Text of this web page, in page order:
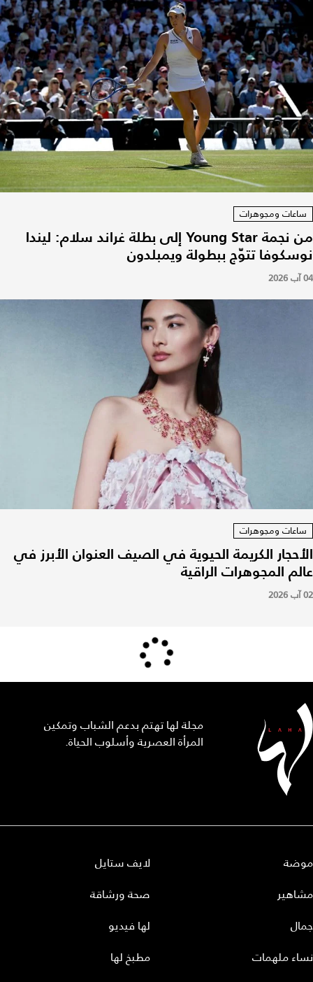
ساعات ومجوهرات
من نجمة Young Star إلى بطلة غراند سلام: ليندا
نوسكوفا تتوّج ببطولة ويمبلدون
04 آب 2026
ساعات ومجوهرات
الأحجار الكريمة الحيوية في الصيف العنوان الأبرز في
عالم المجوهرات الراقية
02 آب 2026
مجلة لها تهتم بدعم الشباب وتمكين
المرأة العصرية وأسلوب الحياة.
موضة
مشاهير
جمال
نساء ملهمات
لايف ستايل
صحة ورشاقة
لها فيديو
مطبخ لها